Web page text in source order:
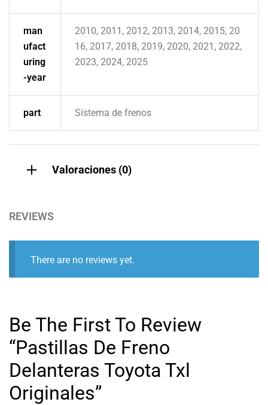
man
ufact
uring
-year
2010, 2011, 2012, 2013, 2014, 2015, 20
16, 2017, 2018, 2019, 2020, 2021, 2022,
2023, 2024, 2025
part Sistema de frenos
Valoraciones (0)
REVIEWS
There are no reviews yet.
Be The First To Review
“Pastillas De Freno
Delanteras Toyota Txl
Originales”